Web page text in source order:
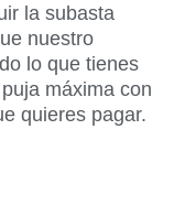
la subasta
nuestro
lo que tienes
máxima con
quieres pagar.